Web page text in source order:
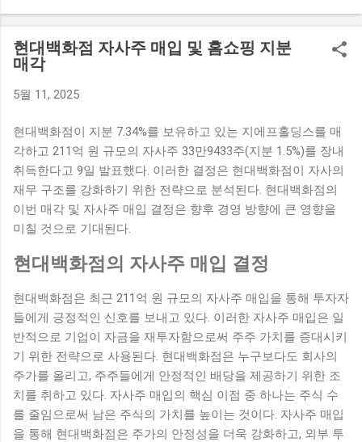
있다. 나나의 매입 금액은 무려 42억 원으로, 그녀의 새로운 보
금자리는 기대와 흥미를 자아내고 있다. 배우 나나는 최근 활발
매입은 그녀가 연예계에서 쌓아온 성공의 성과를 보여주는 사
자에 대한 관심은 그녀의 개인적인 재산이나 재정 상태에 대한
궁금증을 불러일으키기도 했다. 한편, 나나는 고급 빌라를 매입
하면서 앞으로의 계획에 대한 이야기도 전했다. 그녀는 이를 통
해 안정된 생활 환경을 원하는 만큼 스스로의 삶을 더욱 풍요롭
게 만드는데 중점을 두고 있다고 전했다. 앞으로 그녀가 어떤 방
식으로 고급 빌라에서의 새 삶을 꾸려나갈지 많은 이들이 주목
하고 있다. 아르카디아 시그니처의 매력 '아르카디아 시그니
처'는 경기 구리시에 위치한 전원주택형 고급 빌라로, 자연과 조
화를 이루는 아름다운 환경 속에 자리잡고 있다. 이 빌라는 탁월
한 디자인과 고급스러운 인테리어로 유명하며, 다양한 편의 시
설을 갖추고 있어 주거 공간으로서의 매력을 높이고 있다. 특히,
이 빌라는 넓은 공간과 개인적인 프라이버시를 중요시하는 모
든 요소를 갖추고 있다. 나나가 선택한 아르카디아 시그니처는
고급스러우면서도 실용적인 면이 결합된 공간으로, 이곳에서의
생활은 그녀에게 편안하고 여유로운 일상을 제공할 것으로 기
대된다. 더불어 ...
현대백화점 자사주 매입 및 홈쇼핑 지분
매각
5월 11, 2025
현대백화점이 지분 7.34%를 보유하고 있는 지에프홀딩스를 매
각하고 211억 원 규모의 자사주 33만9433주(지분 1.5%)를 장내
취득한다고 9일 발표했다. 이러한 결정은 현대백화점이 자사의
재무 구조를 강화하기 위한 전략으로 분석된다. 현대백화점의
이번 매각 및 자사주 매입 결정은 향후 경영 방향에 큰 영향을
미칠 것으로 기대된다.
현대백화점의 자사주 매입 결정
현대백화점은 최근 211억 원 규모의 자사주 매입을 통해 투자자
들에게 긍정적인 신호를 보내고 있다. 이러한 자사주 매입은 일
반적으로 기업이 자금을 재투자함으로써 주주 가치를 증대시키
기 위한 전략으로 사용된다. 현대백화점은 누구보다도 회사의
주가를 올리고, 주주들에게 안정적인 배당을 제공하기 위한 조
치를 취하고 있다. 자사주 매입의 핵심 이점 중 하나는 주식 수
를 줄임으로써 남은 주식의 가치를 높이는 것이다. 자사주 매입
을 통해 현대백화점은 주가의 안정성을 더욱 강화하고, 외부 투